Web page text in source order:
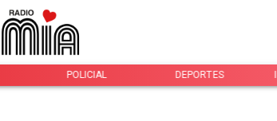
POLICIAL DEPORTES